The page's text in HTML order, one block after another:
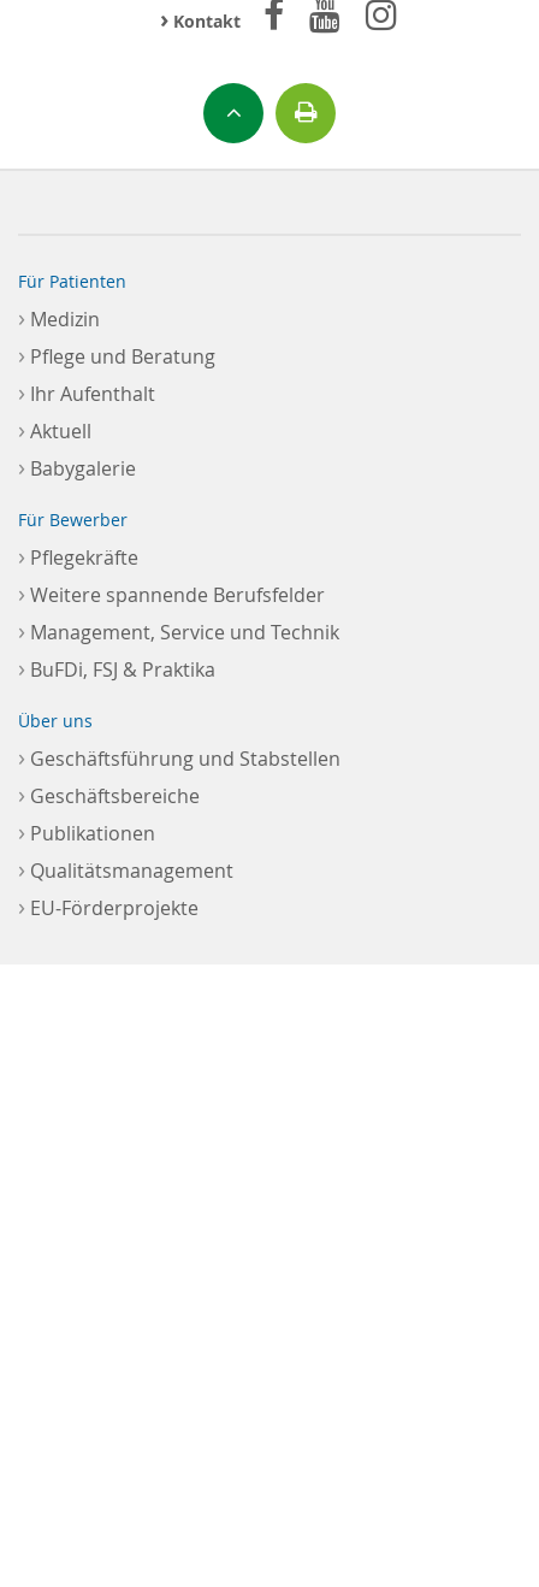
› Kontakt
Für Patienten
› Medizin
› Pflege und Beratung
› Ihr Aufenthalt
› Aktuell
› Babygalerie
Für Bewerber
› Pflegekräfte
› Weitere spannende Berufsfelder
› Management, Service und Technik
› BuFDi, FSJ & Praktika
Über uns
› Geschäftsführung und Stabstellen
› Geschäftsbereiche
› Publikationen
› Qualitätsmanagement
› EU-Förderprojekte